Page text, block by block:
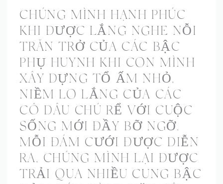
CHÚNG MÌNH HẠNH PHÚC
KHI ĐƯỢC LẮNG NGHE NỖI
TRĂN TRỞ CỦA CÁC BẬC
PHỤ HUYNH KHI CON MÌNH
XÂY DỰNG TỔ ẤM NHỎ,
NIỀM LO LẮNG CỦA CÁC
CÔ DÂU CHÚ RỂ VỚI CUỘC
SỐNG MỚI ĐẦY BỠ NGỠ.
MỖI ĐÁM CƯỚI ĐƯỢC DIỄN
RA, CHÚNG MÌNH LẠI ĐƯỢC
TRẢI QUA NHIỀU CUNG BẬC